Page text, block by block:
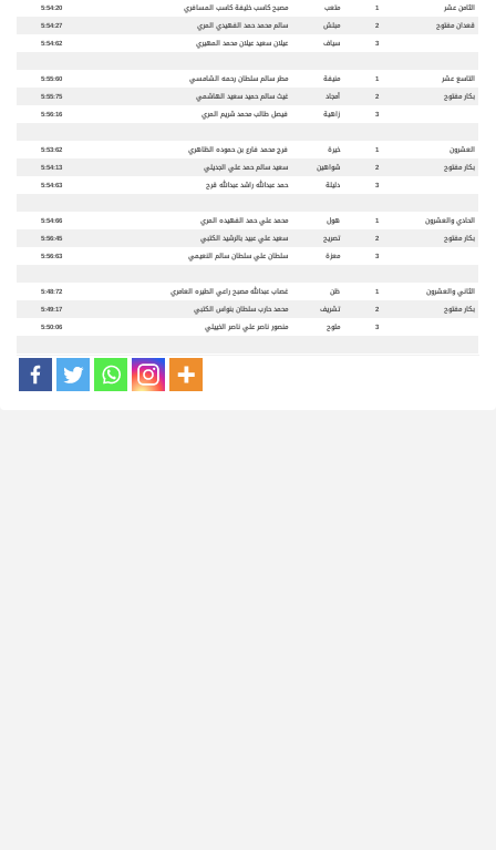
الثامن عشر 1 متعب مصبح كاسب خليفة كاسب المسافري
5:54:20
قعدان مفتوح
2 مبلش سالم محمد حمد الفهيدي المري
5:54:27
3
سياف عيلان سعيد عيلان محمد المهيري 5:54:62
التاسع عشر 1 منيفة مطر سالم سلطان رحمه الشامسي
5:55:60
بكار مفتوح
2 أمجاد غيث سالم حميد سعيد الهاشمي
5:55:75
3
زاهية فيصل طالب محمد شريم المري 5:56:16
العشرون 1 خيرة فرج محمد فارع بن حموده الظاهري
5:53:62
بكار مفتوح
2 شواهين سعيد سالم حمد علي الجديلي
5:54:13
3
دليلة حمد عبدالله راشد عبدالله قرح 5:54:63
الحادي والعشرون 1 هول محمد علي حمد الفهيده المري
5:54:66
بكار مفتوح
2 تصريح سعيد علي عبيد بالرشيد الكتبي
5:56:45
3
معزة سلطان علي سلطان سالم النعيمي 5:56:63
الثاني والعشرون 1 ظن غصاب عبدالله مصبح راعي الطيره العامري
5:48:72
بكار مفتوح
2 تشريف محمد حارب سلطان بنواس الكتبي
5:49:17
3
ملوح منصور ناصر علي ناصر الخييلي 5:50:06